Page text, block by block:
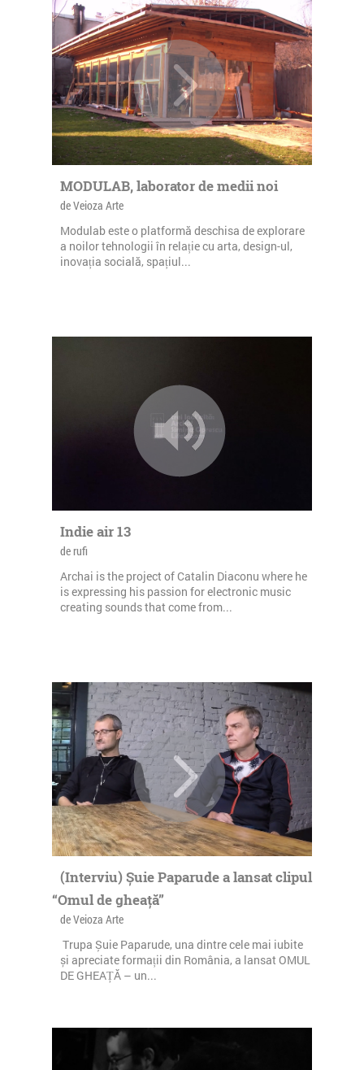
MODULAB, laborator de medii noi
de Veioza Arte
Modulab este o platformă deschisa de explorare
a noilor tehnologii în relație cu arta, design-ul,
inovația socială, spațiul...
Indie air 13
de rufi
Archai is the project of Catalin Diaconu where he
is expressing his passion for electronic music
creating sounds that come from...
(Interviu) Șuie Paparude a lansat clipul
“Omul de gheață”
de Veioza Arte
Trupa Șuie Paparude, una dintre cele mai iubite
și apreciate formații din România, a lansat OMUL
DE GHEAȚĂ – un...